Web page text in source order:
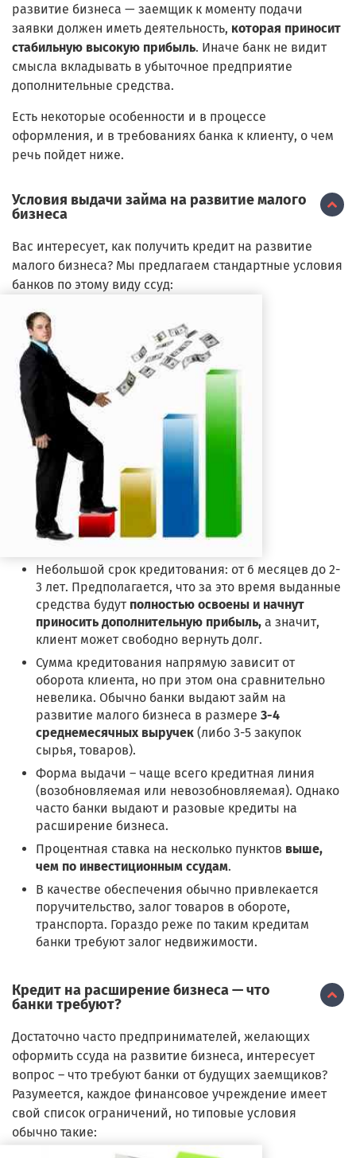
развитие бизнеса — заемщик к моменту подачи
заявки должен иметь деятельность, которая приносит
стабильную высокую прибыль. Иначе банк не видит
смысла вкладывать в убыточное предприятие
дополнительные средства.
Есть некоторые особенности и в процессе
оформления, и в требованиях банка к клиенту, о чем
речь пойдет ниже.
Условия выдачи займа на развитие малого
бизнеса
Вас интересует, как получить кредит на развитие
малого бизнеса? Мы предлагаем стандартные условия
банков по этому виду ссуд:
Небольшой срок кредитования: от 6 месяцев до 2-
3 лет. Предполагается, что за это время выданные
средства будут полностью освоены и начнут
приносить дополнительную прибыль, а значит,
клиент может свободно вернуть долг.
Сумма кредитования напрямую зависит от
оборота клиента, но при этом она сравнительно
невелика. Обычно банки выдают займ на
развитие малого бизнеса в размере 3-4
среднемесячных выручек (либо 3-5 закупок
сырья, товаров).
Форма выдачи – чаще всего кредитная линия
(возобновляемая или невозобновляемая). Однако
часто банки выдают и разовые кредиты на
расширение бизнеса.
Процентная ставка на несколько пунктов выше,
чем по инвестиционным ссудам.
В качестве обеспечения обычно привлекается
поручительство, залог товаров в обороте,
транспорта. Гораздо реже по таким кредитам
банки требуют залог недвижимости.
Кредит на расширение бизнеса — что
банки требуют?
Достаточно часто предпринимателей, желающих
оформить ссуда на развитие бизнеса, интересует
вопрос – что требуют банки от будущих заемщиков?
Разумеется, каждое финансовое учреждение имеет
свой список ограничений, но типовые условия
обычно такие: